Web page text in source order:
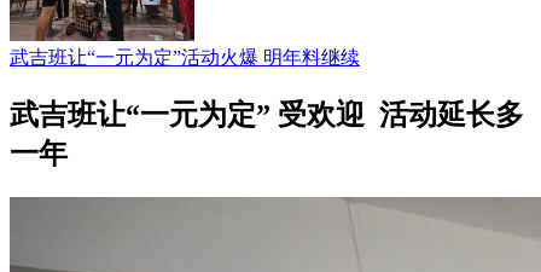
武吉班让“一元为定”活动火爆 明年料继续
武吉班让“一元为定” 受欢迎 活动延长多
一年